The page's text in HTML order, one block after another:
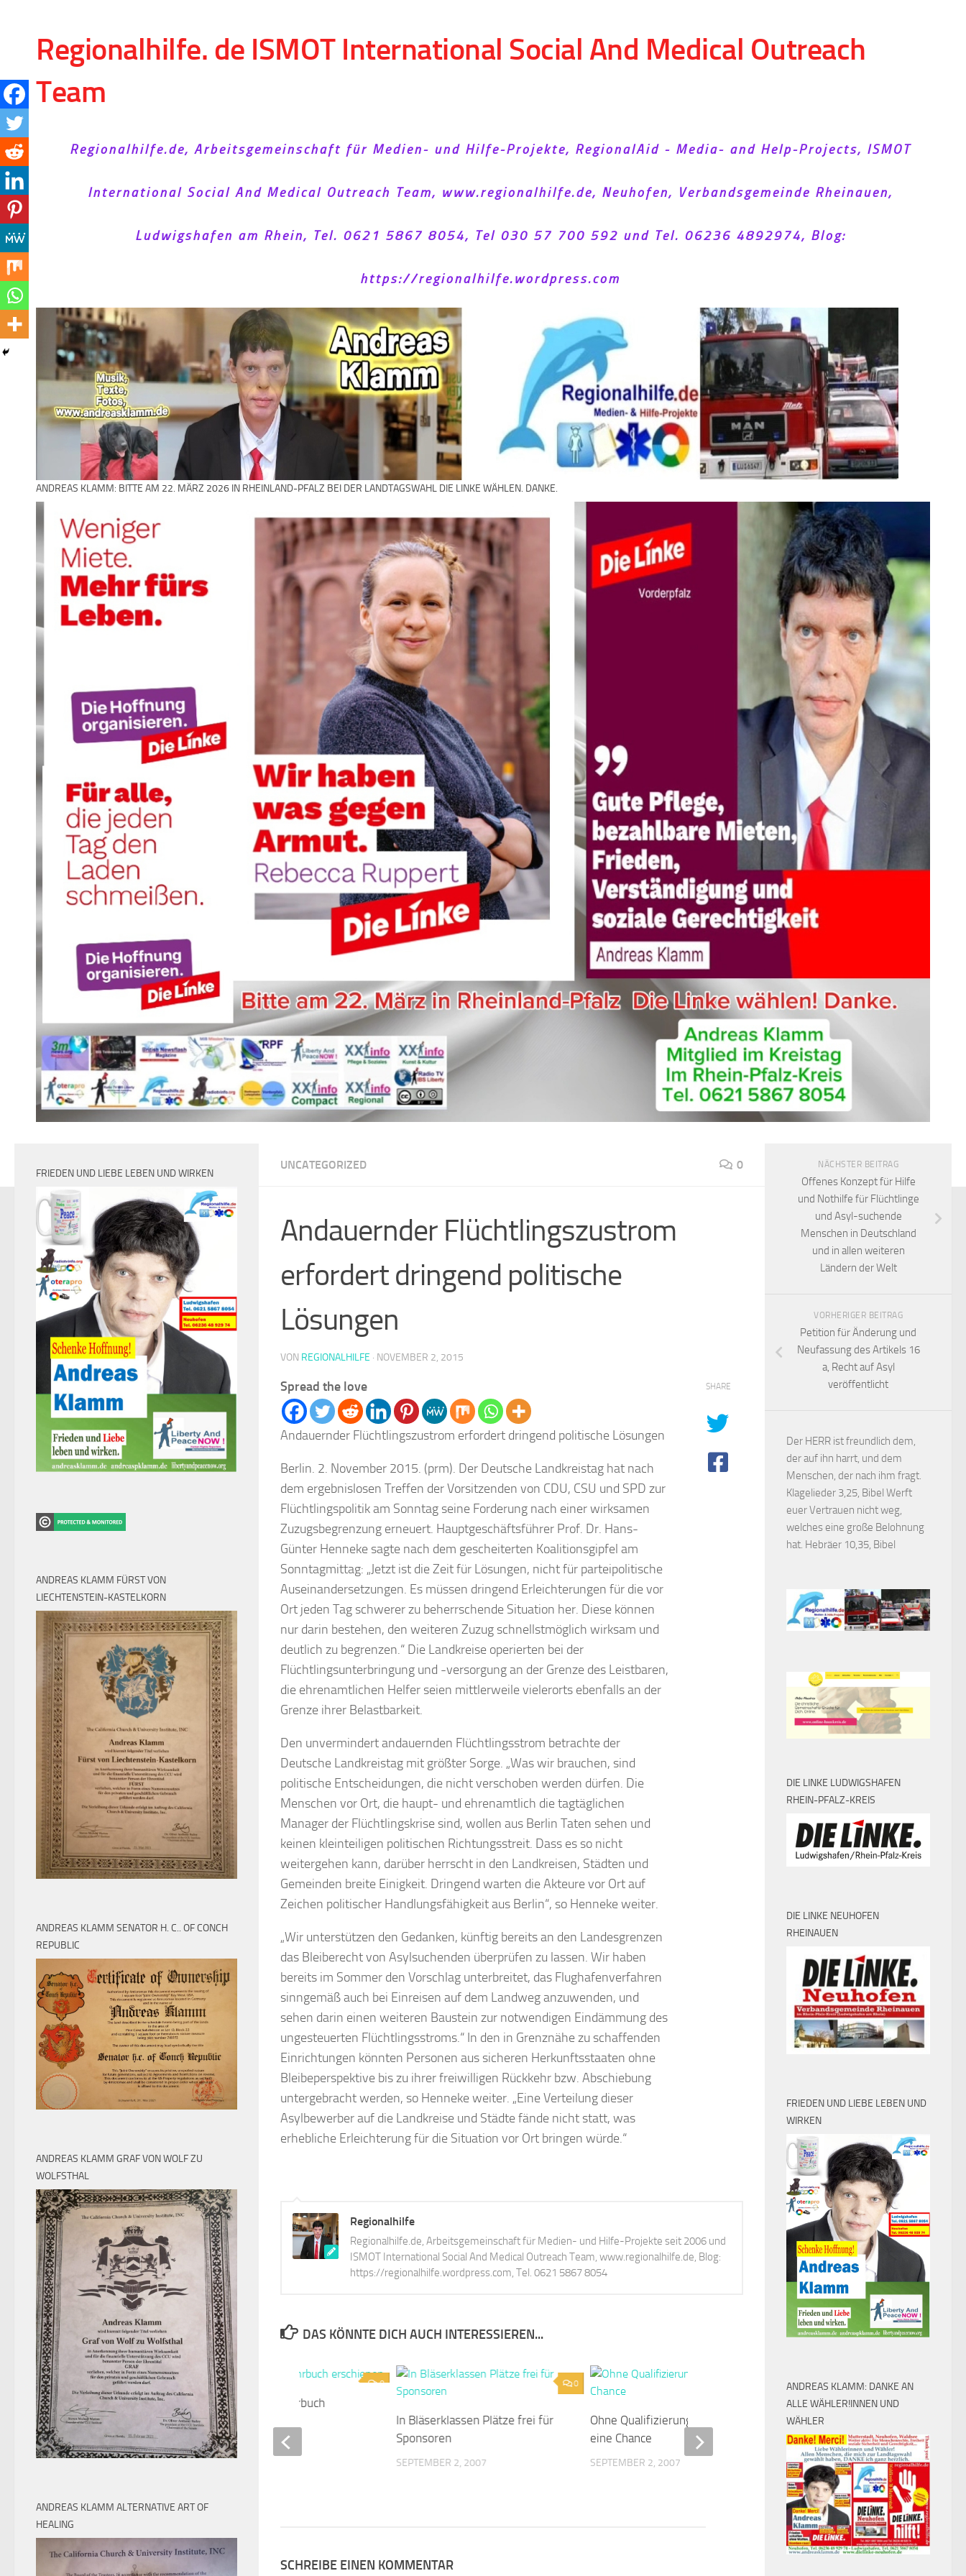
Regionalhilfe. de ISMOT International Social And Medical Outreach
Team
Regionalhilfe.de, Arbeitsgemeinschaft für Medien- und Hilfe-Projekte, RegionalAid - Media- and Help-Projects, ISMOT
International Social And Medical Outreach Team, www.regionalhilfe.de, Neuhofen, Verbandsgemeinde Rheinauen,
Ludwigshafen am Rhein, Tel. 0621 5867 8054, Tel 030 57 700 592 und Tel. 06236 4892974, Blog:
https://regionalhilfe.wordpress.com
ANDREAS KLAMM: BITTE AM 22. MÄRZ 2026 IN RHEINLAND-PFALZ BEI DER LANDTAGSWAHL DIE LINKE WÄHLEN. DANKE.
UNCATEGORIZED 0
Andauernder Flüchtlingszustrom
erfordert dringend politische
Lösungen
VON REGIONALHILFE · NOVEMBER 2, 2015
Spread the love
Andauernder Flüchtlingszustrom erfordert dringend politische Lösungen
Berlin. 2. November 2015. (prm). Der Deutsche Landkreistag hat nach
dem ergebnislosen Treffen der Vorsitzenden von CDU, CSU und SPD zur
Flüchtlingspolitik am Sonntag seine Forderung nach einer wirksamen
Zuzugsbegrenzung erneuert. Hauptgeschäftsführer Prof. Dr. Hans-
Günter Henneke sagte nach dem gescheiterten Koalitionsgipfel am
Sonntagmittag: „Jetzt ist die Zeit für Lösungen, nicht für parteipolitische
Auseinandersetzungen. Es müssen dringend Erleichterungen für die vor
Ort jeden Tag schwerer zu beherrschende Situation her. Diese können
nur darin bestehen, den weiteren Zuzug schnellstmöglich wirksam und
deutlich zu begrenzen.“ Die Landkreise operierten bei der
Flüchtlingsunterbringung und -versorgung an der Grenze des Leistbaren,
die ehrenamtlichen Helfer seien mittlerweile vielerorts ebenfalls an der
Grenze ihrer Belastbarkeit.
Den unvermindert andauernden Flüchtlingsstrom betrachte der
Deutsche Landkreistag mit größter Sorge. „Was wir brauchen, sind
politische Entscheidungen, die nicht verschoben werden dürfen. Die
Menschen vor Ort, die haupt- und ehrenamtlich die tagtäglichen
Manager der Flüchtlingskrise sind, wollen aus Berlin Taten sehen und
keinen kleinteiligen politischen Richtungsstreit. Dass es so nicht
weitergehen kann, darüber herrscht in den Landkreisen, Städten und
Gemeinden breite Einigkeit. Dringend warten die Akteure vor Ort auf
Zeichen politischer Handlungsfähigkeit aus Berlin“, so Henneke weiter.
„Wir unterstützen den Gedanken, künftig bereits an den Landesgrenzen
das Bleiberecht von Asylsuchenden überprüfen zu lassen. Wir haben
bereits im Sommer den Vorschlag unterbreitet, das Flughafenverfahren
sinngemäß auch bei Einreisen auf dem Landweg anzuwenden, und
sehen darin einen weiteren Baustein zur notwendigen Eindämmung des
ungesteuerten Flüchtlingsstroms.“ In den in Grenznähe zu schaffenden
Einrichtungen könnten Personen aus sicheren Herkunftsstaaten ohne
Bleibeperspektive bis zu ihrer freiwilligen Rückkehr bzw. Abschiebung
untergebracht werden, so Henneke weiter. „Eine Verteilung dieser
Asylbewerber auf die Landkreise und Städte fände nicht statt, was
erhebliche Erleichterung für die Situation vor Ort bringen würde.“
SHARE
Regionalhilfe
Regionalhilfe.de, Arbeitsgemeinschaft für Medien- und Hilfe-Projekte seit 2006 und
ISMOT International Social And Medical Outreach Team, www.regionalhilfe.de, Blog:
https://regionalhilfe.wordpress.com, Tel. 0621 5867 8054
DAS KÖNNTE DICH AUCH INTERESSIEREN...
0
In Bläserklassen Plätze frei für
Sponsoren
SEPTEMBER 2, 2007
Ohne Qualifizierung gibt kaum
eine Chance
SEPTEMBER 2, 2007
Des Teufels Ökonomen?
SEPTEMBER 12, 2008
0
Neues Heimat-Jahrbuch
erschienen
FEBRUAR 20, 2010
SCHREIBE EINEN KOMMENTAR
FRIEDEN UND LIEBE LEBEN UND WIRKEN
ANDREAS KLAMM FÜRST VON
LIECHTENSTEIN-KASTELKORN
ANDREAS KLAMM SENATOR H. C.. OF CONCH
REPUBLIC
ANDREAS KLAMM GRAF VON WOLF ZU
WOLFSTHAL
ANDREAS KLAMM ALTERNATIVE ART OF
HEALING
NÄCHSTER BEITRAG
Offenes Konzept für Hilfe
und Nothilfe für Flüchtlinge
und Asyl-suchende
Menschen in Deutschland
und in allen weiteren
Ländern der Welt
VORHERIGER BEITRAG
Petition für Änderung und
Neufassung des Artikels 16
a, Recht auf Asyl
veröffentlicht
Der HERR ist freundlich dem,
der auf ihn harrt, und dem
Menschen, der nach ihm fragt.
Klagelieder 3,25, Bibel Werft
euer Vertrauen nicht weg,
welches eine große Belohnung
hat. Hebräer 10,35, Bibel
DIE LINKE LUDWIGSHAFEN
RHEIN-PFALZ-KREIS
DIE LINKE NEUHOFEN
RHEINAUEN
FRIEDEN UND LIEBE LEBEN UND
WIRKEN
ANDREAS KLAMM: DANKE AN
ALLE WÄHLER!INNEN UND
WÄHLER